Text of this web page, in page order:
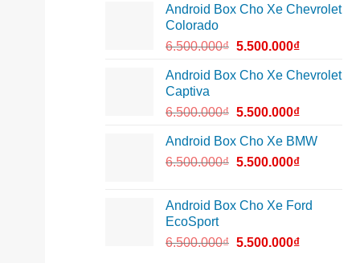
Android Box Cho Xe Chevrolet
Colorado
6.500.000₫ 5.500.000₫
Android Box Cho Xe Chevrolet
Captiva
6.500.000₫ 5.500.000₫
Android Box Cho Xe BMW
6.500.000₫ 5.500.000₫
Android Box Cho Xe Ford
EcoSport
6.500.000₫ 5.500.000₫